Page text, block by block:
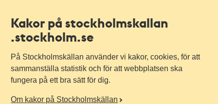
Kakor på stockholmskallan
.stockholm.se
På Stockholmskällan använder vi kakor, cookies, för att
sammanställa statistik och för att webbplatsen ska
fungera på ett bra sätt för dig.
Om kakor på Stockholmskällan